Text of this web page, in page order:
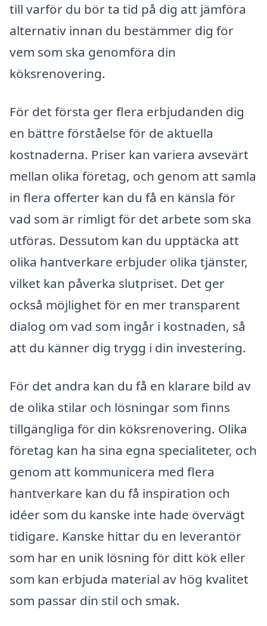
till varför du bör ta tid på dig att jämföra
alternativ innan du bestämmer dig för
vem som ska genomföra din
köksrenovering.
För det första ger flera erbjudanden dig
en bättre förståelse för de aktuella
kostnaderna. Priser kan variera avsevärt
mellan olika företag, och genom att samla
in flera offerter kan du få en känsla för
vad som är rimligt för det arbete som ska
utföras. Dessutom kan du upptäcka att
olika hantverkare erbjuder olika tjänster,
vilket kan påverka slutpriset. Det ger
också möjlighet för en mer transparent
dialog om vad som ingår i kostnaden, så
att du känner dig trygg i din investering.
För det andra kan du få en klarare bild av
de olika stilar och lösningar som finns
tillgängliga för din köksrenovering. Olika
företag kan ha sina egna specialiteter, och
genom att kommunicera med flera
hantverkare kan du få inspiration och
idéer som du kanske inte hade övervägt
tidigare. Kanske hittar du en leverantör
som har en unik lösning för ditt kök eller
som kan erbjuda material av hög kvalitet
som passar din stil och smak.